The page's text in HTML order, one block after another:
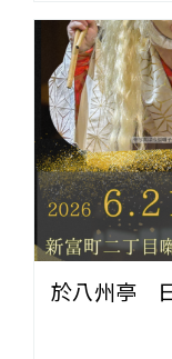
於八州亭